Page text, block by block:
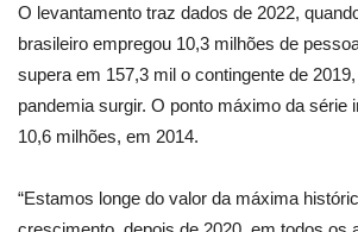
O levantamento traz dados de 2022,
brasileiro empregou 10,3 milhões de
supera em 157,3 mil o contingente de
pandemia surgir. O ponto máximo da série
10,6 milhões, em 2014.
“Estamos longe do valor da máxima